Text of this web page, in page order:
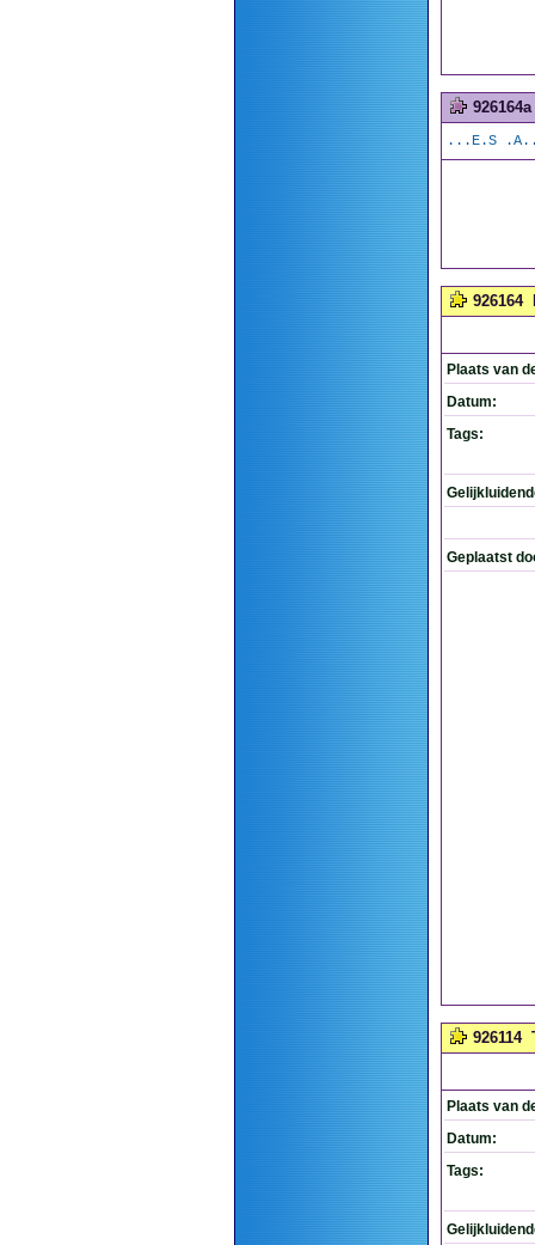
926164a
...E.S
926164
Plaats van
Datum:
Tags:
Geplaatst
926114
Plaats van
Datum:
Tags: